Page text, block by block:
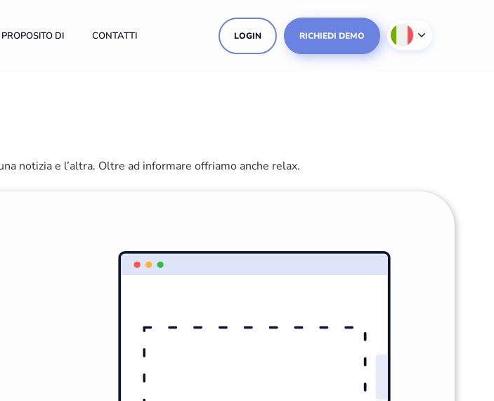
DI CONTATTI LOGIN RICHIEDI DEMO
notizia e l’altra. Oltre ad informare offriamo anche relax.